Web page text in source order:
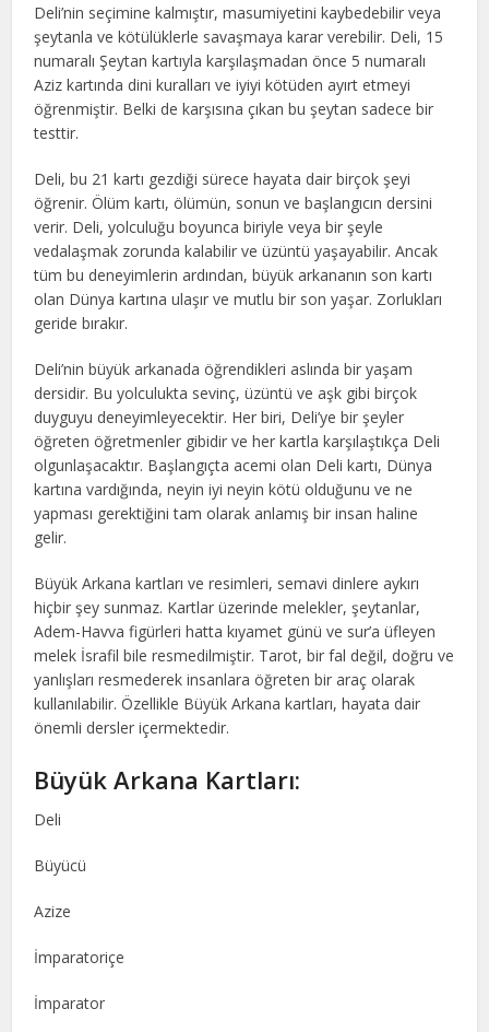
Deli’nin seçimine kalmıştır, masumiyetini kaybedebilir veya
şeytanla ve kötülüklerle savaşmaya karar verebilir. Deli, 15
numaralı Şeytan kartıyla karşılaşmadan önce 5 numaralı
Aziz kartında dini kuralları ve iyiyi kötüden ayırt etmeyi
öğrenmiştir. Belki de karşısına çıkan bu şeytan sadece bir
testtir.
Deli, bu 21 kartı gezdiği sürece hayata dair birçok şeyi
öğrenir. Ölüm kartı, ölümün, sonun ve başlangıcın dersini
verir. Deli, yolculuğu boyunca biriyle veya bir şeyle
vedalaşmak zorunda kalabilir ve üzüntü yaşayabilir. Ancak
tüm bu deneyimlerin ardından, büyük arkananın son kartı
olan Dünya kartına ulaşır ve mutlu bir son yaşar. Zorlukları
geride bırakır.
Deli’nin büyük arkanada öğrendikleri aslında bir yaşam
dersidir. Bu yolculukta sevinç, üzüntü ve aşk gibi birçok
duyguyu deneyimleyecektir. Her biri, Deli’ye bir şeyler
öğreten öğretmenler gibidir ve her kartla karşılaştıkça Deli
olgunlaşacaktır. Başlangıçta acemi olan Deli kartı, Dünya
kartına vardığında, neyin iyi neyin kötü olduğunu ve ne
yapması gerektiğini tam olarak anlamış bir insan haline
gelir.
Büyük Arkana kartları ve resimleri, semavi dinlere aykırı
hiçbir şey sunmaz. Kartlar üzerinde melekler, şeytanlar,
Adem-Havva figürleri hatta kıyamet günü ve sur’a üfleyen
melek İsrafil bile resmedilmiştir. Tarot, bir fal değil, doğru ve
yanlışları resmederek insanlara öğreten bir araç olarak
kullanılabilir. Özellikle Büyük Arkana kartları, hayata dair
önemli dersler içermektedir.
Büyük Arkana Kartları:
Deli
Büyücü
Azize
İmparatoriçe
İmparator